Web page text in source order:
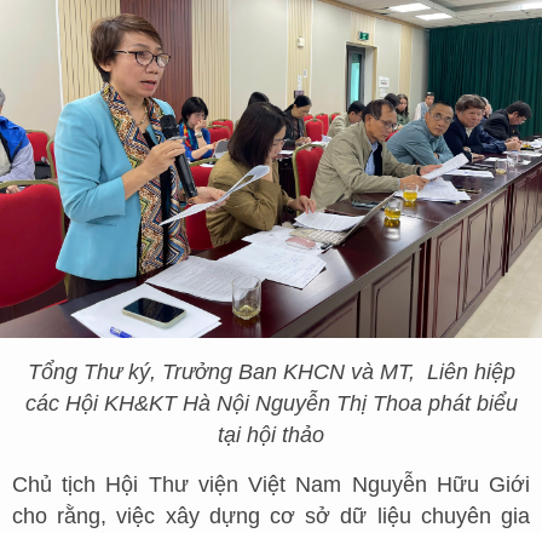
Tổng Thư ký, Trưởng Ban KHCN và MT, Liên hiệp
các Hội KH&KT Hà Nội Nguyễn Thị Thoa phát biểu
tại hội thảo
Chủ tịch Hội Thư viện Việt Nam Nguyễn Hữu Giới
cho rằng, việc xây dựng cơ sở dữ liệu chuyên gia